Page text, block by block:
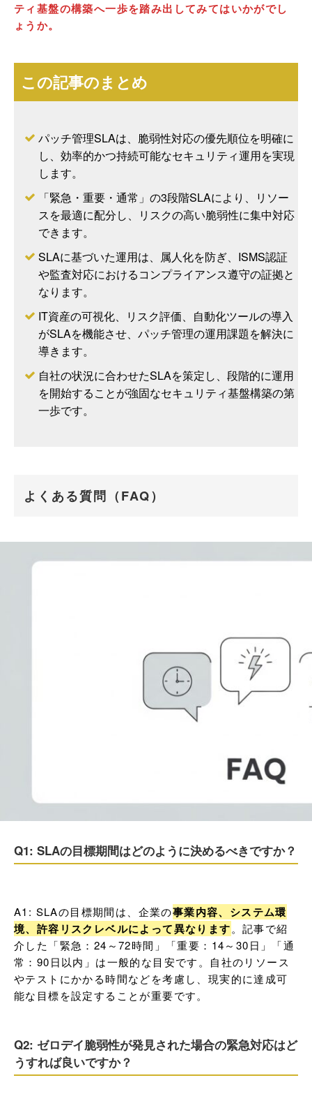
ティ基盤の構築へ一歩を踏み出してみてはいかがでし
ょうか。
この記事のまとめ
パッチ管理SLAは、脆弱性対応の優先順位を明確に
し、効率的かつ持続可能なセキュリティ運用を実現
します。
「緊急・重要・通常」の3段階SLAにより、リソー
スを最適に配分し、リスクの高い脆弱性に集中対応
できます。
SLAに基づいた運用は、属人化を防ぎ、ISMS認証
や監査対応におけるコンプライアンス遵守の証拠と
なります。
IT資産の可視化、リスク評価、自動化ツールの導入
がSLAを機能させ、パッチ管理の運用課題を解決に
導きます。
自社の状況に合わせたSLAを策定し、段階的に運用
を開始することが強固なセキュリティ基盤構築の第
一歩です。
よくある質問（FAQ）
Q1: SLAの目標期間はどのように決めるべきですか？
A1: SLAの目標期間は、企業の事業内容、システム環
境、許容リスクレベルによって異なります。記事で紹
介した「緊急：24～72時間」「重要：14～30日」「通
常：90日以内」は一般的な目安です。自社のリソース
やテストにかかる時間などを考慮し、現実的に達成可
能な目標を設定することが重要です。
Q2: ゼロデイ脆弱性が発見された場合の緊急対応はど
うすれば良いですか？